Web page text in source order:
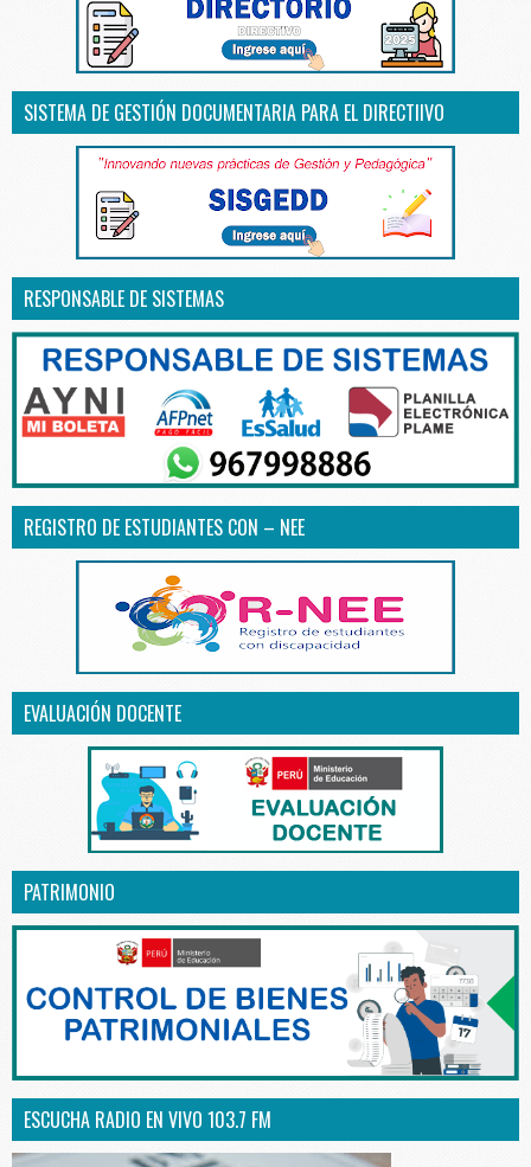
SISTEMA DE GESTIÓN DOCUMENTARIA PARA EL DIRECTIIVO
RESPONSABLE DE SISTEMAS
REGISTRO DE ESTUDIANTES CON – NEE
EVALUACIÓN DOCENTE
PATRIMONIO
ESCUCHA RADIO EN VIVO 103.7 FM